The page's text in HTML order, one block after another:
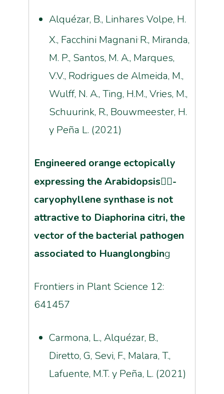
Alquézar, B., Linhares Volpe, H.
X., Facchini Magnani, R., Miranda,
M. P., Santos, M. A., Marques,
V.V., Rodrigues de Almeida, M.,
Wulff, N. A., Ting, H.M., Vries, M.,
Schuurink, R., Bouwmeester, H.
y Peña L. (2021)
Engineered orange ectopically
expressing the Arabidopsis-
caryophyllene synthase is not
attractive to Diaphorina citri, the
vector of the bacterial pathogen
associated to Huanglongbing
Frontiers in Plant Science 12:
641457
Carmona, L., Alquézar, B.,
Diretto, G, Sevi, F., Malara, T.,
Lafuente, M.T. y Peña, L. (2021)